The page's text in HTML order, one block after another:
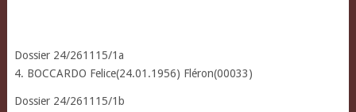
Dossier 24/261115/1a
4. BOCCARDO Felice(24.01.1956) Fléron(00033)
Dossier 24/261115/1b